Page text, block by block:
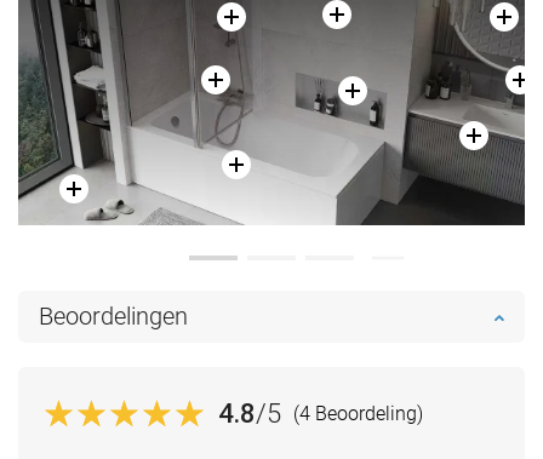
Beoordelingen
4.8/5 (4 Beoordeling)